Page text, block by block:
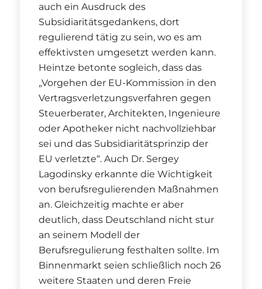
auch ein Ausdruck des
Subsidiaritätsgedankens, dort
regulierend tätig zu sein, wo es am
effektivsten umgesetzt werden kann.
Heintze betonte sogleich, dass das
„Vorgehen der EU-Kommission in den
Vertragsverletzungsverfahren gegen
Steuerberater, Architekten, Ingenieure
oder Apotheker nicht nachvollziehbar
sei und das Subsidiaritätsprinzip der
EU verletzte“. Auch Dr. Sergey
Lagodinsky erkannte die Wichtigkeit
von berufsregulierenden Maßnahmen
an. Gleichzeitig machte er aber
deutlich, dass Deutschland nicht stur
an seinem Modell der
Berufsregulierung festhalten sollte. Im
Binnenmarkt seien schließlich noch 26
weitere Staaten und deren Freie